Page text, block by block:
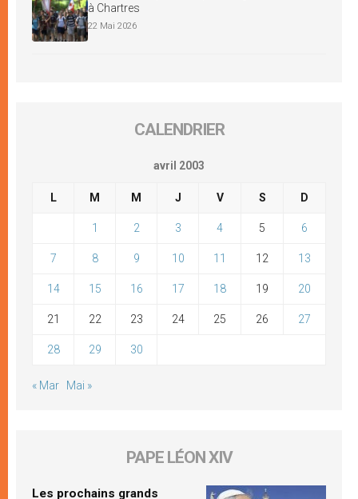
à Chartres
22 Mai 2026
CALENDRIER
avril 2003
L M M J V S D
1 2 3 4 5 6
7 8 9 10 11 12 13
14 15 16 17 18 19 20
21 22 23 24 25 26 27
28 29 30
« Mar Mai »
PAPE LÉON XIV
Les prochains grands